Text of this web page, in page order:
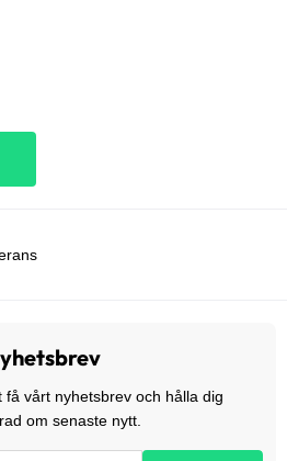
få vårt nyhetsbrev och hålla dig
om senaste nytt.